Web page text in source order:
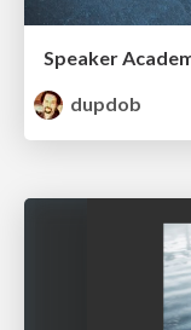
Speaker
dupdob